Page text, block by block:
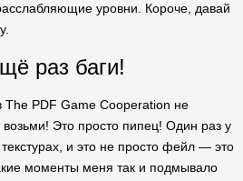
уровни. Короче, давай
раз баги!
The PDF Game Cooperation не
Это просто пипец! Один раз у
и это не просто фейл — это
моменты меня так и подмывало